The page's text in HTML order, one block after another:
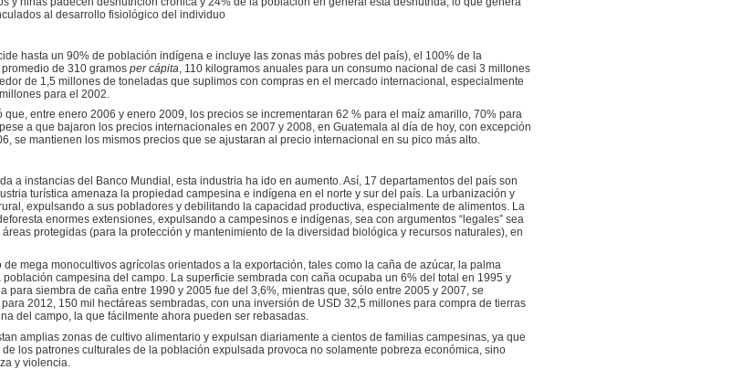
al desarrollo fisiológico del individuo
hasta un 90% de población indígena e incluye las zonas más pobres del país), el 100% de la
promedio de 310 gramos per cápita , 110 kilogramos anuales para un consumo nacional de casi 3 millones
de 1,5 millones de toneladas que suplimos con compras en el mercado internacional, especialmente
para el 2002.
entre enero 2006 y enero 2009, los precios se incrementaran 62 % para el maíz amarillo, 70% para
a que bajaron los precios internacionales en 2007 y 2008, en Guatemala al día de hoy, con excepción
se mantienen los mismos precios que se ajustaran al precio internacional en su pico más alto.
a instancias del Banco Mundial, esta industria ha ido en aumento. Así, 17 departamentos del país son
turística amenaza la propiedad campesina e indígena en el norte y sur del país. La urbanización y
expulsando a sus pobladores y debilitando la capacidad productiva, especialmente de alimentos. La
enormes extensiones, expulsando a campesinos e indígenas, sea con argumentos “legales” sea
protegidas (para la protección y mantenimiento de la diversidad biológica y recursos naturales), en
mega monocultivos agrícolas orientados a la exportación, tales como la caña de azúcar, la palma
campesina del campo. La superficie sembrada con caña ocupaba un 6% del total en 1995 y
para siembra de caña entre 1990 y 2005 fue del 3,6%, mientras que, sólo entre 2005 y 2007, se
2012, 150 mil hectáreas sembradas, con una inversión de USD 32,5 millones para compra de tierras
del campo, la que fácilmente ahora pueden ser rebasadas.
amplias zonas de cultivo alimentario y expulsan diariamente a cientos de familias campesinas, ya que
los patrones culturales de la población expulsada provoca no solamente pobreza económica, sino
y violencia.